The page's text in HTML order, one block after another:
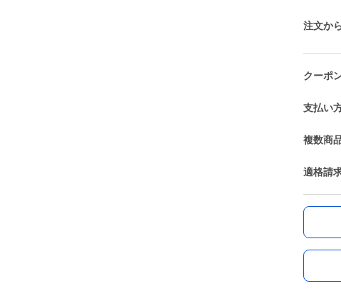
注文か
クーポ
支払い
複数商
適格請